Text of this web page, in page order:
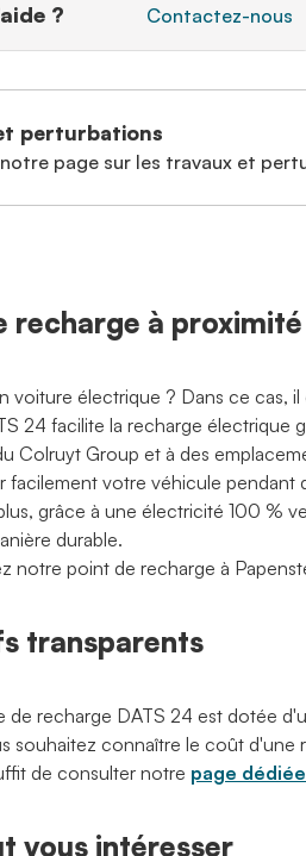
? Contactez-nous
perturbations
page sur les travaux et
recharge à proximité
voiture électrique ? Dans ce cas,
24 facilite la recharge électrique
Colruyt Group et à des
facilement votre véhicule
grâce à une électricité 100 %
durable.
notre point de recharge à
transparents
de recharge DATS 24 est dotée
souhaitez connaître le coût
de consulter notre page
vous intéresser